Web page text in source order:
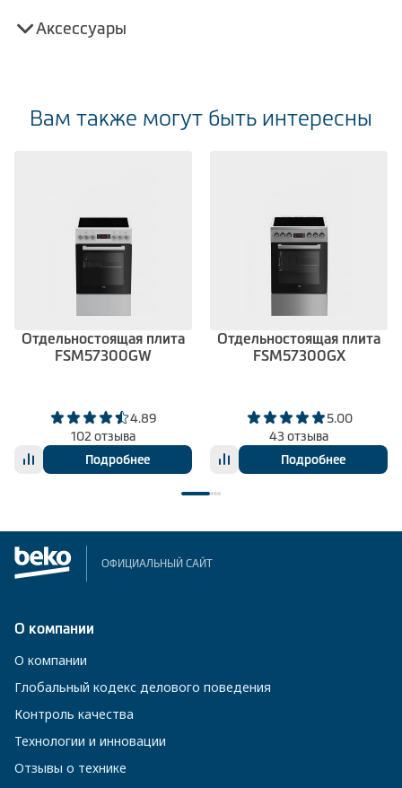
Аксессуары
Вам также могут быть интересны
Отдельностоящая плита
FSM57300GW
4.89
102 отзыва
Подробнее
Отдельностоящая плита
FSM57300GX
5.00
43 отзыва
Подробнее
ОФИЦИАЛЬНЫЙ САЙТ
О компании
О компании
Глобальный кодекс делового поведения
Контроль качества
Технологии и инновации
Отзывы о технике